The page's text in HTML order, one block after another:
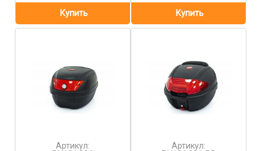
Артикул:
Артикул: